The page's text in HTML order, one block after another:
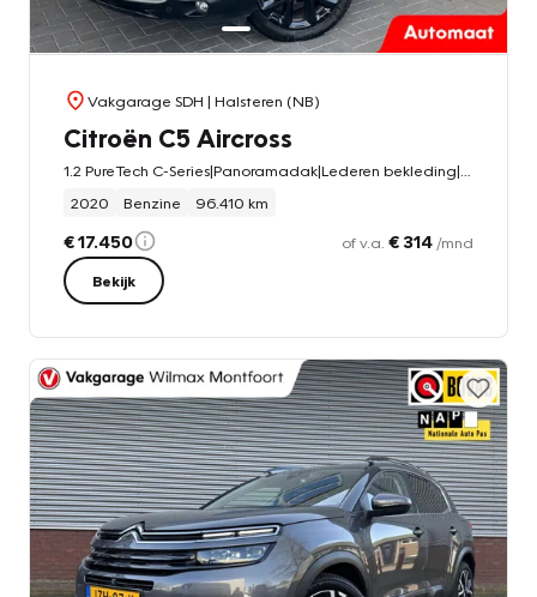
Vakgarage SDH | Halsteren (NB)
Citroën C5 Aircross
2020
Benzine 96.410 km
€ 17.450 of v.a. € 314 /mnd
Bekijk